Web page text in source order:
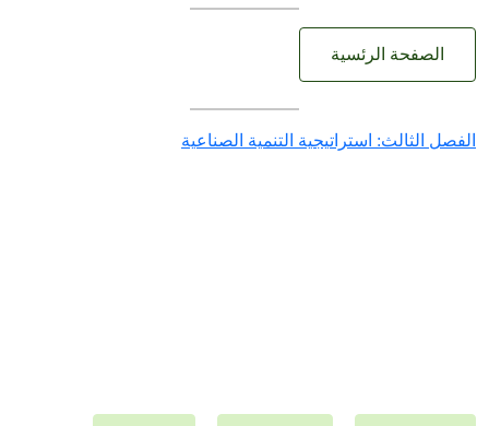
الصفحة الرئسية
الفصل الثالث: استراتيجية التنمية الصناعية